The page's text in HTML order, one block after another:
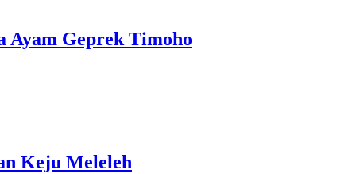
Ayam Geprek Timoho
Keju Meleleh